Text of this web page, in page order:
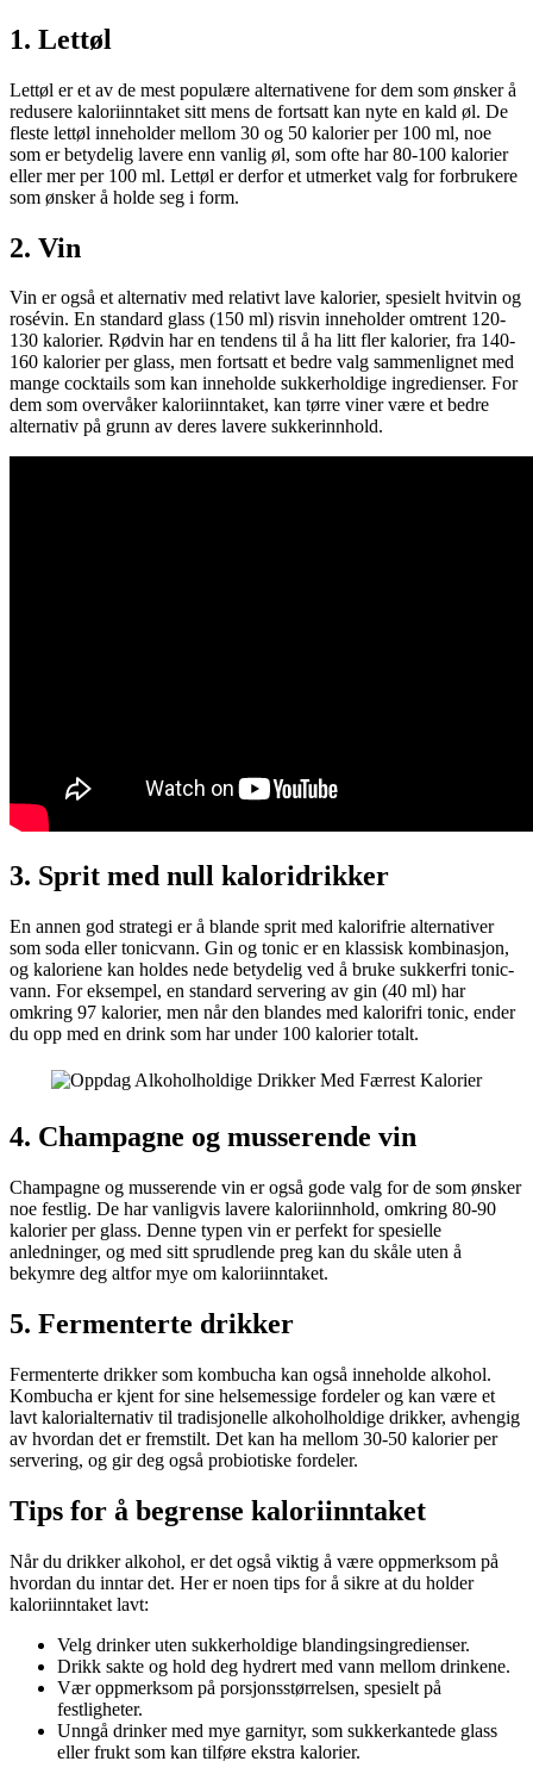
1. Lettøl
Lettøl er et av de mest populære alternativene for dem som ønsker å
redusere kaloriinntaket sitt mens de fortsatt kan nyte en kald øl. De
fleste lettøl inneholder mellom 30 og 50 kalorier per 100 ml, noe
som er betydelig lavere enn vanlig øl, som ofte har 80-100 kalorier
eller mer per 100 ml. Lettøl er derfor et utmerket valg for forbrukere
som ønsker å holde seg i form.
2. Vin
Vin er også et alternativ med relativt lave kalorier, spesielt hvitvin og
rosévin. En standard glass (150 ml) risvin inneholder omtrent 120-
130 kalorier. Rødvin har en tendens til å ha litt fler kalorier, fra 140-
160 kalorier per glass, men fortsatt et bedre valg sammenlignet med
mange cocktails som kan inneholde sukkerholdige ingredienser. For
dem som overvåker kaloriinntaket, kan tørre viner være et bedre
alternativ på grunn av deres lavere sukkerinnhold.
3. Sprit med null kaloridrikker
En annen god strategi er å blande sprit med kalorifrie alternativer
som soda eller tonicvann. Gin og tonic er en klassisk kombinasjon,
og kaloriene kan holdes nede betydelig ved å bruke sukkerfri tonic-
vann. For eksempel, en standard servering av gin (40 ml) har
omkring 97 kalorier, men når den blandes med kalorifri tonic, ender
du opp med en drink som har under 100 kalorier totalt.
4. Champagne og musserende vin
Champagne og musserende vin er også gode valg for de som ønsker
noe festlig. De har vanligvis lavere kaloriinnhold, omkring 80-90
kalorier per glass. Denne typen vin er perfekt for spesielle
anledninger, og med sitt sprudlende preg kan du skåle uten å
bekymre deg altfor mye om kaloriinntaket.
5. Fermenterte drikker
Fermenterte drikker som kombucha kan også inneholde alkohol.
Kombucha er kjent for sine helsemessige fordeler og kan være et
lavt kalorialternativ til tradisjonelle alkoholholdige drikker, avhengig
av hvordan det er fremstilt. Det kan ha mellom 30-50 kalorier per
servering, og gir deg også probiotiske fordeler.
Tips for å begrense kaloriinntaket
Når du drikker alkohol, er det også viktig å være oppmerksom på
hvordan du inntar det. Her er noen tips for å sikre at du holder
kaloriinntaket lavt:
Velg drinker uten sukkerholdige blandingsingredienser.
Drikk sakte og hold deg hydrert med vann mellom drinkene.
Vær oppmerksom på porsjonsstørrelsen, spesielt på
festligheter.
Unngå drinker med mye garnityr, som sukkerkantede glass
eller frukt som kan tilføre ekstra kalorier.